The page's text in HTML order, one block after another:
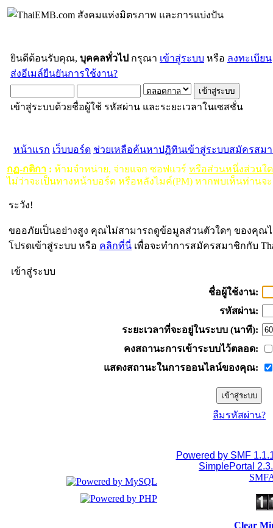
ยินดีต้อนรับคุณ, บุคคลทั่วไป กรุณา เข้าสู่ระบบ หรือ ลงทะเบียน
ส่งอีเมล์ยืนยันการใช้งาน?
เข้าสู่ระบบด้วยชื่อผู้ใช้ รหัสผ่าน และระยะเวลาในเซสชั่น
หน้าแรก เว็บบอร์ด ช่วยเหลือค้นหาปฏิทินเข้าสู่ระบบสมัครสม
กฏ-กติกา : ห้ามจำหน่าย, จ่ายแจก ซอฟแวร์ หรือส่วนหนึ่งส่วนใ
ไม่ว่าจะเป็นทางหน้าบอร์ด หรือหลังไมค์(PM) หากพบเห็นท่านจ
ระวัง!
ขออภัยเป็นอย่างสูง คุณไม่สามารถดูข้อมูลส่วนตัวใดๆ ของคุณ
โปรดเข้าสู่ระบบ หรือ คลิกที่นี่ เพื่อจะทำการสมัครสมาชิกกับ
เข้าสู่ระบบ
ชื่อผู้ใช้งาน:
รหัสผ่าน:
ระยะเวลาที่จะอยู่ในระบบ (นาที):
คงสถานะการเข้าระบบไว้ตลอด:
แสดงสถานะในการออนไลน์ของคุณ:
ลืมรหัสผ่าน?
Powered by SMF
SimplePortal
Clear